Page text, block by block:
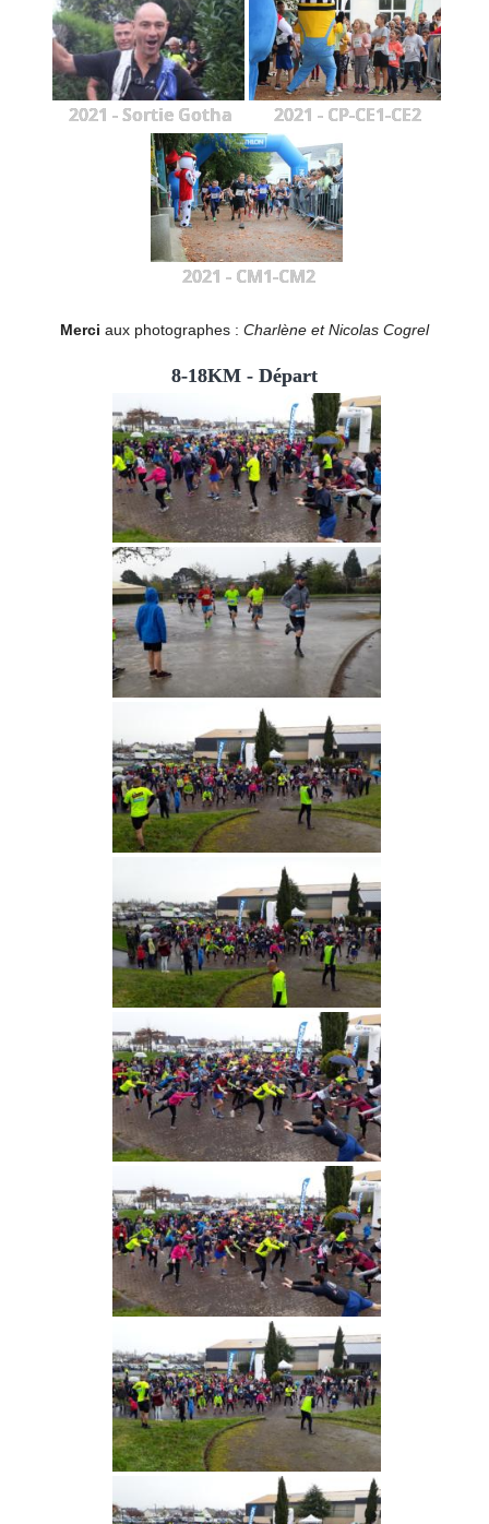
2021 - Sortie Gotha 2021 - CP-CE1-CE2
2021 - CM1-CM2
Merci aux photographes : Charlène et Nicolas Cogrel
8-18KM - Départ